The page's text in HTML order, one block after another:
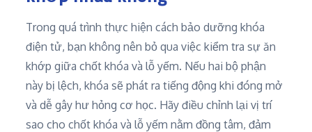
Trong quá trình thực hiện cách bảo dưỡng khóa
điện tử, bạn không nên bỏ qua việc kiểm tra sự ăn
khớp giữa chốt khóa và lỗ yếm. Nếu hai bộ phận
này bị lệch, khóa sẽ phát ra tiếng động khi đóng mở
và dễ gây hư hỏng cơ học. Hãy điều chỉnh lại vị trí
sao cho chốt khóa và lỗ yếm nằm đồng tâm, đảm